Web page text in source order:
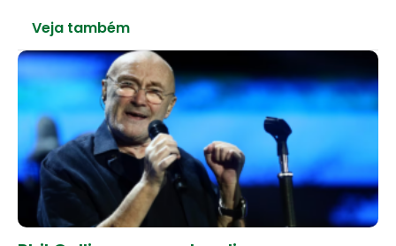
Veja também